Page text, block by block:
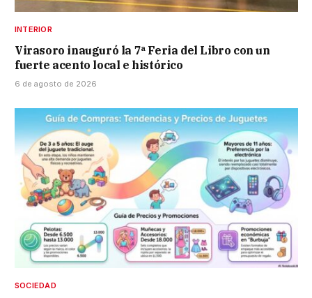
INTERIOR
Virasoro inauguró la 7ª Feria del Libro con un
fuerte acento local e histórico
6 de agosto de 2026
SOCIEDAD